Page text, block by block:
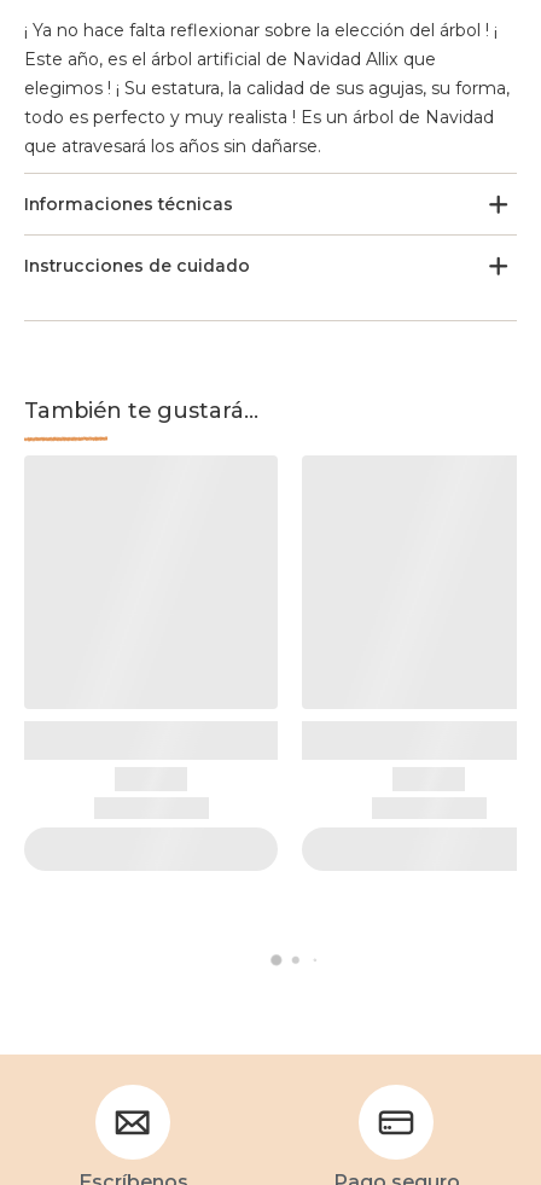
¡ Ya no hace falta reflexionar sobre la elección del árbol ! ¡
Este año, es el árbol artificial de Navidad Allix que
elegimos ! ¡ Su estatura, la calidad de sus agujas, su forma,
todo es perfecto y muy realista ! Es un árbol de Navidad
que atravesará los años sin dañarse.
Informaciones técnicas
Instrucciones de cuidado
También te gustará...